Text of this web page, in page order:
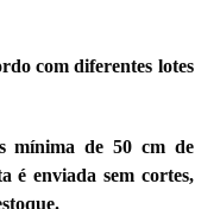
com diferentes lotes
mínima de 50 cm de
é enviada sem cortes,